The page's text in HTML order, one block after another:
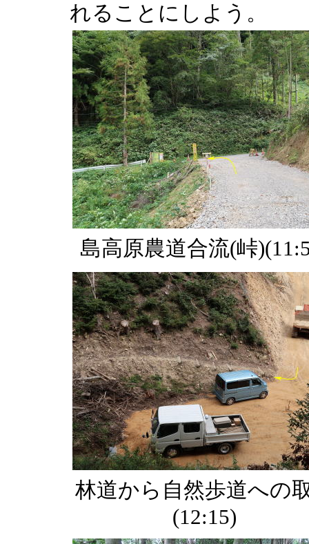
れることにしよう。
島高原農道合流(峠
林道から自然歩道への
(12:15)